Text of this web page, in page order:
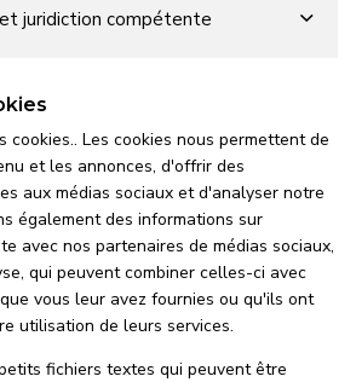
juridiction compétente
cookies.. Les cookies nous permettent de
et les annonces, d'offrir des
aux médias sociaux et d'analyser notre
également des informations sur
avec nos partenaires de médias sociaux,
qui peuvent combiner celles-ci avec
vous leur avez fournies ou qu'ils ont
utilisation de leurs services.
fichiers textes qui peuvent être